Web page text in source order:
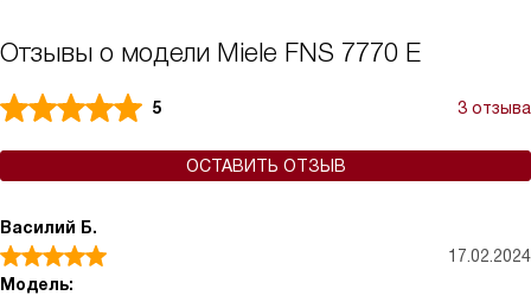
Отзывы о модели Miele FNS 7770 E
5 3 отзыва
ОСТАВИТЬ ОТЗЫВ
Василий Б.
17.02.2024
Модель: